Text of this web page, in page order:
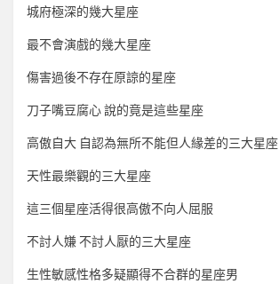
城府極深的幾大星座
最不會演戲的幾大星座
傷害過後不存在原諒的星座
刀子嘴豆腐心 說的竟是這些星座
高傲自大 自認為無所不能但人緣差的三大星座
天性最樂觀的三大星座
這三個星座活得很高傲不向人屈服
不討人嫌 不討人厭的三大星座
生性敏感性格多疑顯得不合群的星座男